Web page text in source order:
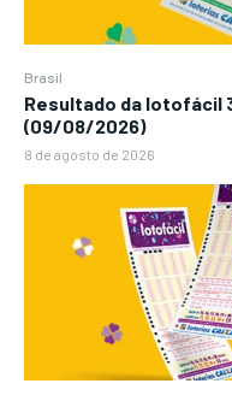
Brasil
Resultado da lotofácil
(09/08/2026)
8 de agosto de 2026